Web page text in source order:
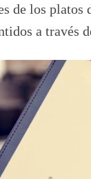
de los platos
a través